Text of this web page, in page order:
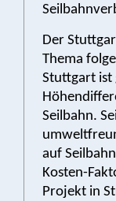
Der
Thema
Stuttgart ist
Seilbahn.
auf
Kosten-
Projekt in